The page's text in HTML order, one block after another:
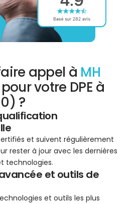
appel à MH
pour votre DPE à
?
et suivent régulièrement
rester à jour avec les dernières
technologies.
et outils de
et outils les plus